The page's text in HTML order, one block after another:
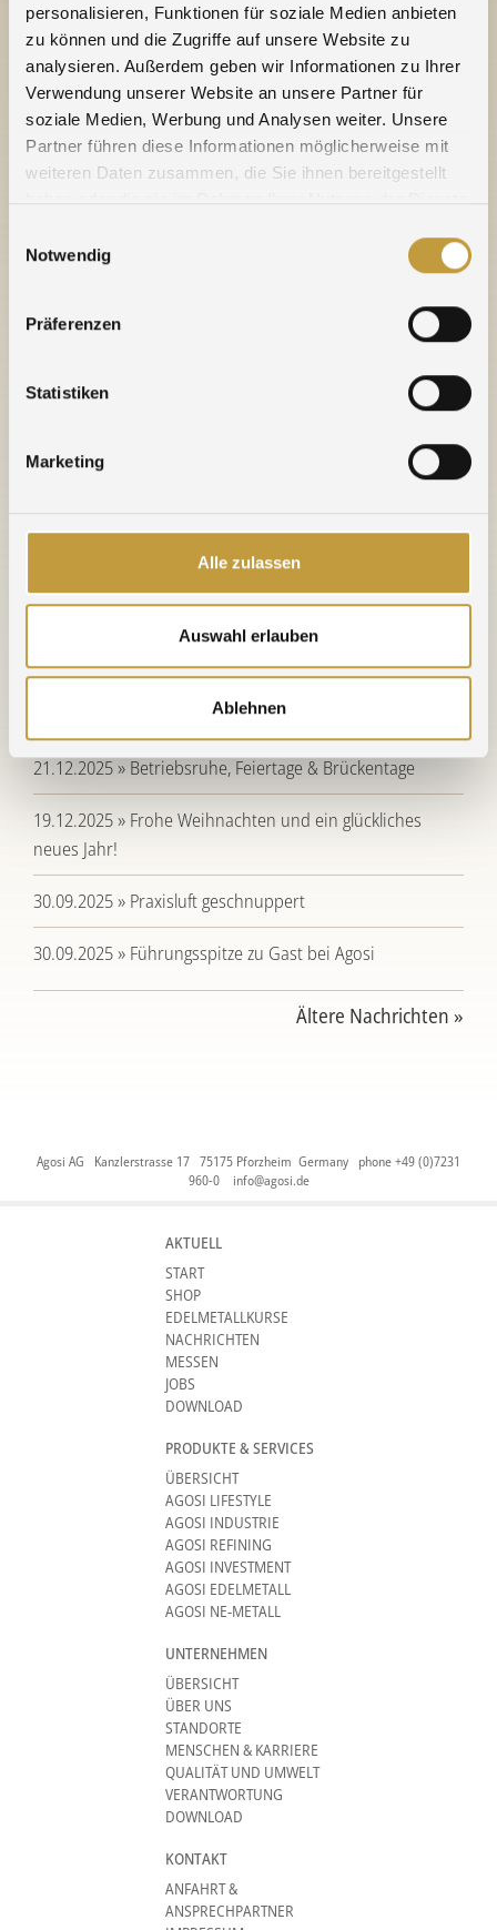
personalisieren, Funktionen für soziale Medien anbieten
zu können und die Zugriffe auf unsere Website zu
analysieren. Außerdem geben wir Informationen zu Ihrer
Verwendung unserer Website an unsere Partner für
soziale Medien, Werbung und Analysen weiter. Unsere
Partner führen diese Informationen möglicherweise mit
weiteren Daten zusammen, die Sie ihnen bereitgestellt
Notwendig
Präferenzen
Statistiken
Marketing
Alle zulassen
Auswahl erlauben
Ablehnen
Im Rahmen der Ausbildungspartnerschaft werden
die Auszubildenden der Agosi in den kommenden
Wochen den Schülerinnen und Schülern der 9.
Klassen im Rahmen des BORS-Projekts ihren
jeweiligen Ausbildungsberuf in der Schule
vorstellen. „Auf diesem Weg versuchen wir, den
Schülern die Ausbildung sowie die
Kooperation ist es, den jungen Menschen Einblicke
geeignete Auszubildende zu finden“, so Helfrich.
Auch außerhalb des BORS-Projekts sind Praktika
geplant, die bereits in den Herbstferien starten.
Nachricht vom 23. September 2015
WEITERE NACHRICHTEN
30.06.2026 » 20 Jahre am neuen Standort - Herzlichen
Glückwunsch NE-Metallhandel
09.04.2026 » Wechsel im Agosi-Vorstand
21.12.2025 » Betriebsruhe, Feiertage & Brückentage
19.12.2025 » Frohe Weihnachten und ein glückliches
neues Jahr!
30.09.2025 » Praxisluft geschnuppert
30.09.2025 » Führungsspitze zu Gast bei Agosi
Ältere Nachrichten »
Agosi AG Kanzlerstrasse 17 75175 Pforzheim Germany phone +49 (0)7231
960-0 info@agosi.de
AKTUELL
START
SHOP
EDELMETALLKURSE
NACHRICHTEN
MESSEN
JOBS
DOWNLOAD
PRODUKTE & SERVICES
ÜBERSICHT
AGOSI LIFESTYLE
AGOSI INDUSTRIE
AGOSI REFINING
AGOSI INVESTMENT
AGOSI EDELMETALL
AGOSI NE-METALL
UNTERNEHMEN
ÜBERSICHT
ÜBER UNS
STANDORTE
MENSCHEN & KARRIERE
QUALITÄT UND UMWELT
VERANTWORTUNG
DOWNLOAD
KONTAKT
ANFAHRT &
ANSPRECHPARTNER